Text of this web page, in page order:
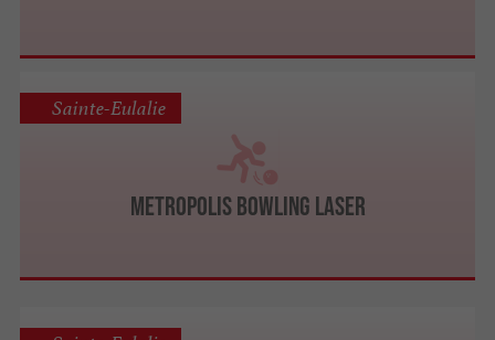
Metropolis Bowling Laser
Sainte-Eulalie